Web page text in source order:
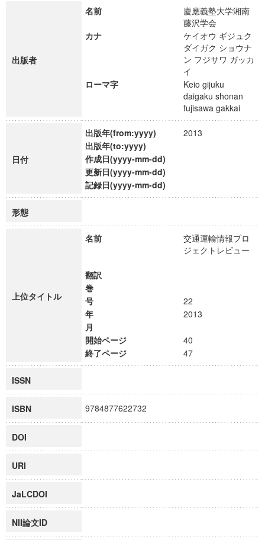
出版者
名前
慶應義塾大学湘南
藤沢学会
カナ
ケイオウ ギジュク
ダイガク ショウナ
ン フジサワ ガッカ
イ
ローマ字
Keio gijuku
daigaku shonan
fujisawa gakkai
日付
出版年(from:yyyy)
2013
出版年(to:yyyy)
作成日(yyyy-mm-dd)
更新日(yyyy-mm-dd)
記録日(yyyy-mm-dd)
形態
上位タイトル
名前
交通運輸情報プロ
ジェクトレビュー
翻訳
巻
号
22
年
2013
月
開始ページ
40
終了ページ
47
ISSN
ISBN 9784877622732
DOI
URI
JaLCDOI
NII論文ID